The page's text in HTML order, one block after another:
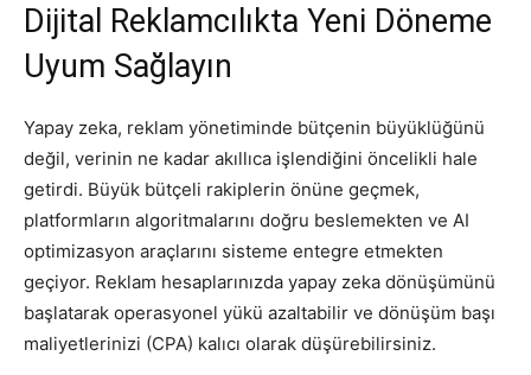
Dijital Reklamcılıkta Yeni Döneme
Uyum Sağlayın
Yapay zeka, reklam yönetiminde bütçenin büyüklüğünü
değil, verinin ne kadar akıllıca işlendiğini öncelikli hale
getirdi. Büyük bütçeli rakiplerin önüne geçmek,
platformların algoritmalarını doğru beslemekten ve AI
optimizasyon araçlarını sisteme entegre etmekten
geçiyor. Reklam hesaplarınızda yapay zeka dönüşümünü
başlatarak operasyonel yükü azaltabilir ve dönüşüm başı
maliyetlerinizi (CPA) kalıcı olarak düşürebilirsiniz.